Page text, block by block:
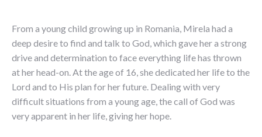
From a young child growing up in Romania, Mirela had a
deep desire to find and talk to God, which gave her a strong
drive and determination to face everything life has thrown
at her head-on. At the age of 16, she dedicated her life to the
Lord and to His plan for her future. Dealing with very
difficult situations from a young age, the call of God was
very apparent in her life, giving her hope.